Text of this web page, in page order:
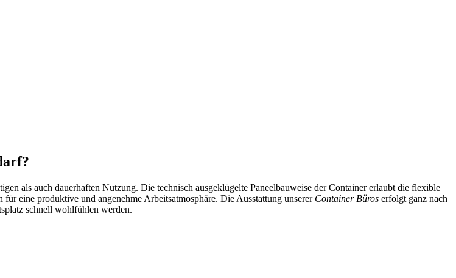
als auch dauerhaften Nutzung. Die technisch ausgeklügelte Paneelbauweise der Container erlaubt die flexible
für eine produktive und angenehme Arbeitsatmosphäre. Die Ausstattung unserer Container Büros erfolgt ganz nach
schnell wohlfühlen werden.